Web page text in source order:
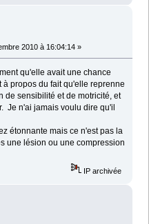
2010 à 16:04:14 »
qu'elle avait une chance
propos du fait qu'elle reprenne
de sensibilité et de motricité, et
Je n'ai jamais voulu dire qu'il
étonnante mais ce n'est pas la
une lésion ou une compression
IP archivée